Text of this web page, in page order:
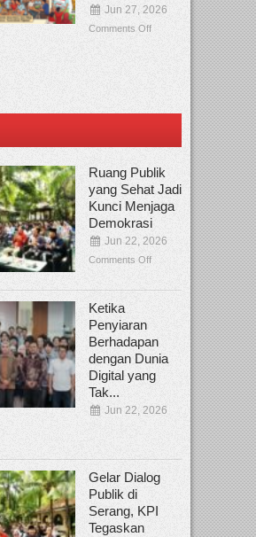
Jun 27, 2026
Comments Off
Ruang Publik
yang Sehat Jadi
Kunci Menjaga
Demokrasi
Jun 22, 2026
Comments Off
Ketika
Penyiaran
Berhadapan
dengan Dunia
Digital yang
Tak...
Jun 22, 2026
Gelar Dialog
Publik di
Serang, KPI
Tegaskan